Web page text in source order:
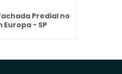
Predial no
Europa - SP